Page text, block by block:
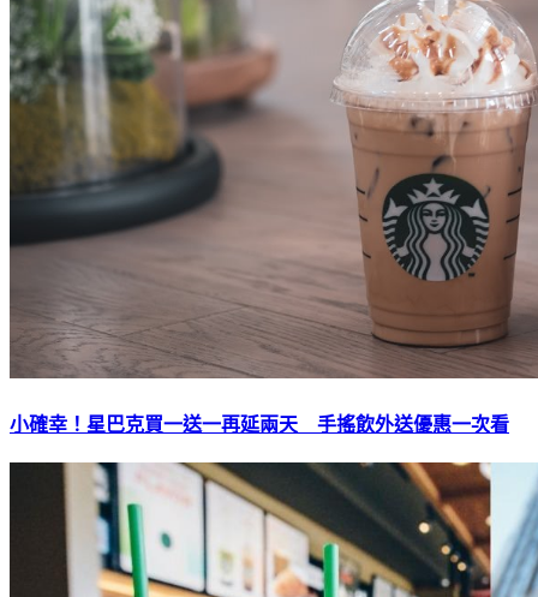
小確幸！星巴克買一送一再延兩天 手搖飲外送優惠一次看